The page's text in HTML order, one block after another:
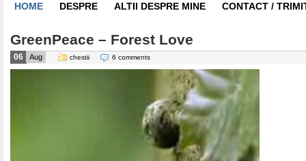
HOME DESPRE ALTII DESPRE MINE CONTACT /
GreenPeace – Forest Love
06 Aug chestii 6 comments